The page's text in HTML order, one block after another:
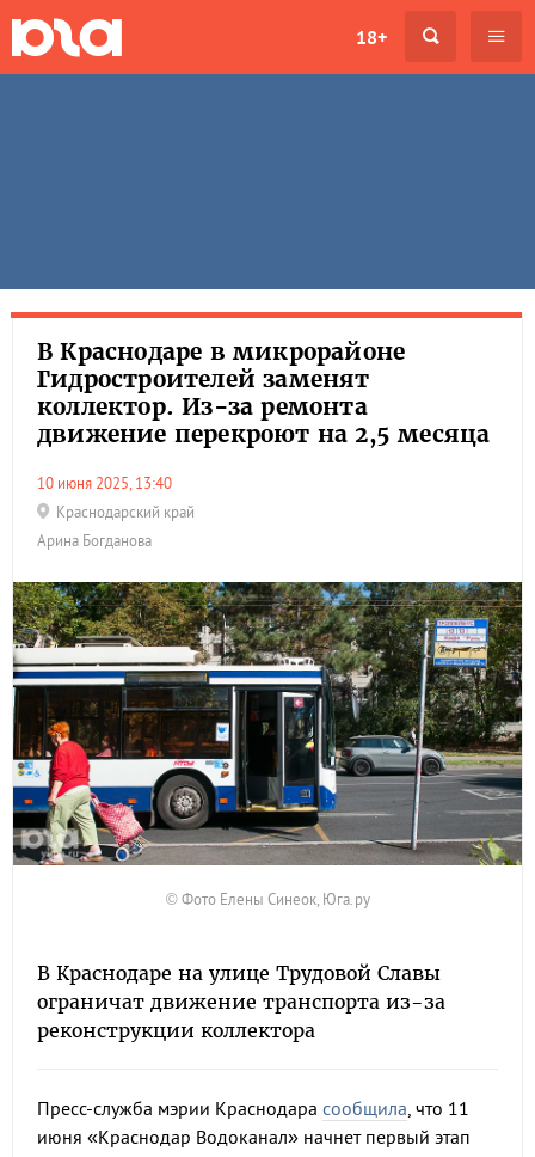
18+
В Краснодаре в микрорайоне
Гидростроителей заменят
коллектор. Из-за ремонта
движение перекроют на 2,5 месяца
10 июня 2025, 13:40
Краснодарский край
Арина Богданова
© Фото Елены Синеок, Юга.ру
В Краснодаре на улице Трудовой Славы
ограничат движение транспорта из-за
реконструкции коллектора
Пресс-служба мэрии Краснодара сообщила, что 11
июня «Краснодар Водоканал» начнет первый этап